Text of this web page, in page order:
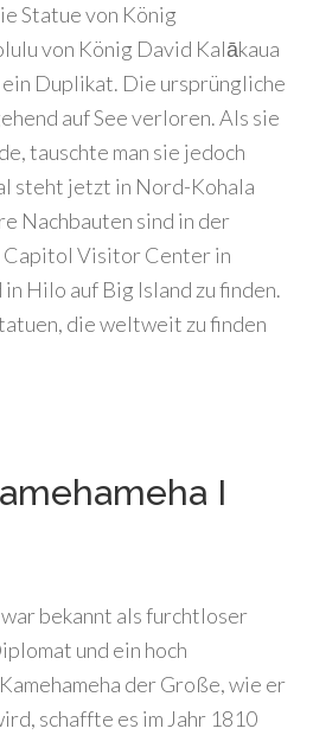
Statue von König
von König David Kalākaua
Duplikat. Die ursprüngliche
auf See verloren. Als sie
tauschte man sie jedoch
steht jetzt in Nord-Kohala
Nachbauten sind in der
Capitol Visitor Center in
Hilo auf Big Island zu finden.
die weltweit zu finden
I
bekannt als furchtloser
und ein hoch
der Große, wie er
schaffte es im Jahr 1810